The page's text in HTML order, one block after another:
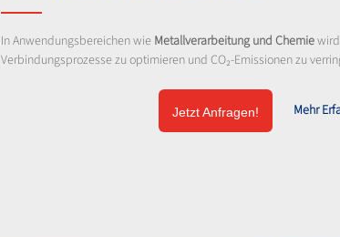
In Anwendungsbereichen wie Metallverarbeitung und Chemie
Verbindungsprozesse zu optimieren und CO₂-Emissionen zu
Jetzt Anfragen! Mehr